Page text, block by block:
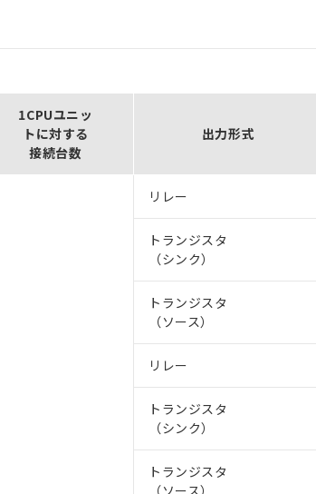
1CPUユニッ
トに対する
接続台数
出力形式
リレー
トランジスタ
（シンク）
トランジスタ
（ソース）
リレー
トランジスタ
（シンク）
トランジスタ
（ソース）